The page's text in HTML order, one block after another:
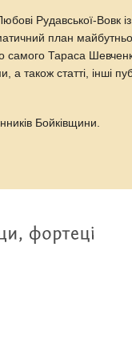
Рудавської-Вовк із
план
самого Тараса
також статті, інші
Бойківщини.